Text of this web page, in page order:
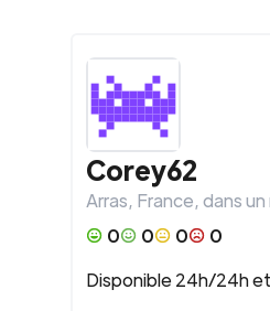
Corey62
Arras, France, dans
0
0 0
0
Disponible 24h/24h